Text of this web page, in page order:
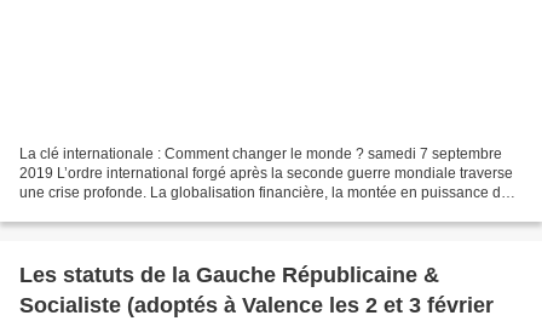
La clé internationale : Comment changer le monde ? samedi 7 septembre
2019 L’ordre international forgé après la seconde guerre mondiale traverse
une crise profonde. La globalisation financière, la montée en puissance de
Les statuts de la Gauche Républicaine &
Socialiste (adoptés à Valence les 2 et 3 février